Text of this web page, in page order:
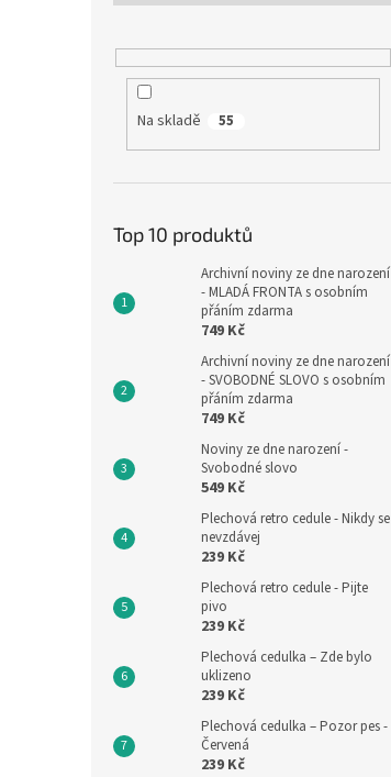
Na skladě 55
Top 10 produktů
Archivní noviny ze dne narození
- MLADÁ FRONTA s osobním
přáním zdarma
749 Kč
Archivní noviny ze dne narození
- SVOBODNÉ SLOVO s osobním
přáním zdarma
749 Kč
Noviny ze dne narození -
Svobodné slovo
549 Kč
Plechová retro cedule - Nikdy se
nevzdávej
239 Kč
Plechová retro cedule - Pijte
pivo
239 Kč
Plechová cedulka – Zde bylo
uklizeno
239 Kč
Plechová cedulka – Pozor pes -
Červená
239 Kč